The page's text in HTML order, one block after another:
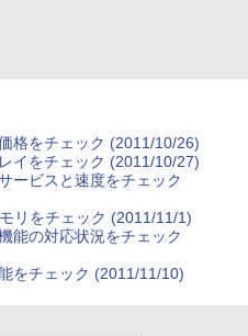
格をチェック (2011/10/26)
イをチェック (2011/10/27)
ービスと速度をチェック
リをチェック (2011/11/1)
能の対応状況をチェック
をチェック (2011/11/10)